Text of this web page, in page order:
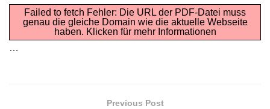
Failed to fetch Fehler: Die URL der PDF-Datei muss
genau die gleiche Domain wie die aktuelle Webseite
haben. Klicken für mehr Informationen
…
Previous Post